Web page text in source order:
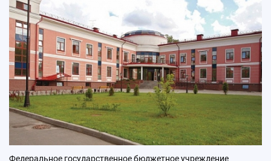
Федеральное государственное бюджетное учреждение